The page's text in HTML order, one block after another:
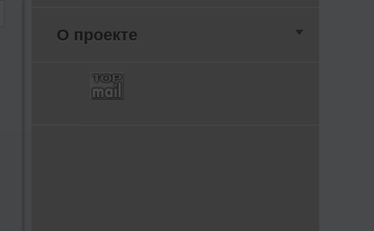
О проекте